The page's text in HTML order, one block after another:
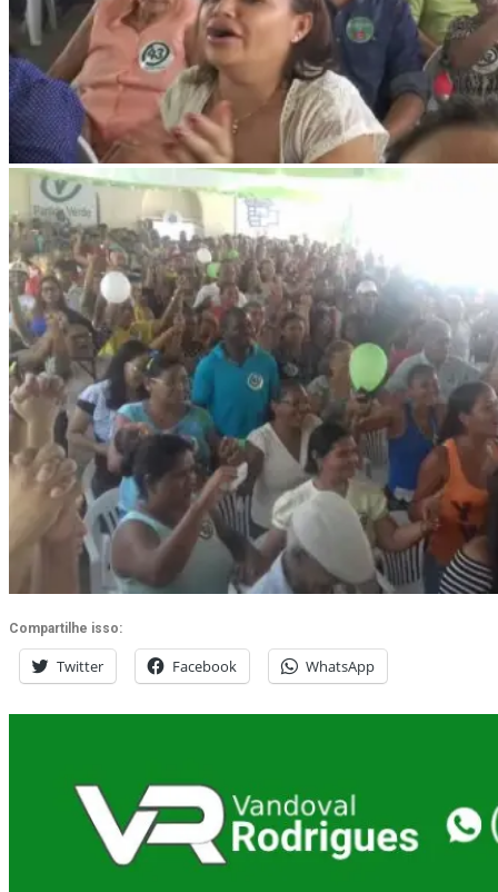
Compartilhe isso:
Twitter Facebook WhatsApp